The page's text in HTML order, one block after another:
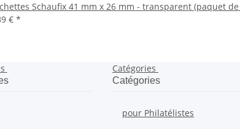
Schaufix 41 mm x 26 mm - transparent (paquet
€ *
Catégories
Catégories
pour Philatélistes